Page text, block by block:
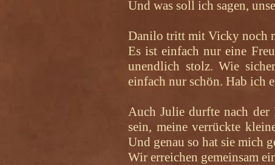
Und was soll ich sagen,
Danilo tritt mit Vicky noch
Es ist einfach nur eine
unendlich stolz. Wie
einfach nur schön. Hab ich
Auch Julie durfte nach der
sein, meine verrückte
Und genau so hat sie mich
Wir erreichen gemeinsam